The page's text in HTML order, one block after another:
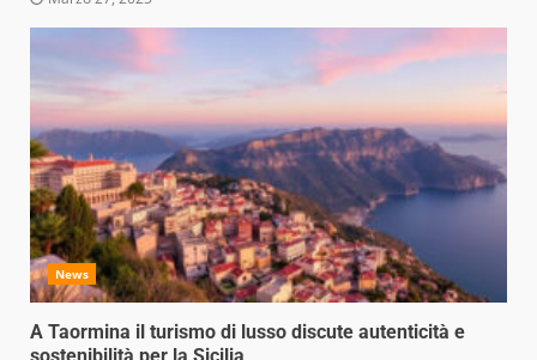
News
A Taormina il turismo di lusso discute autenticità e